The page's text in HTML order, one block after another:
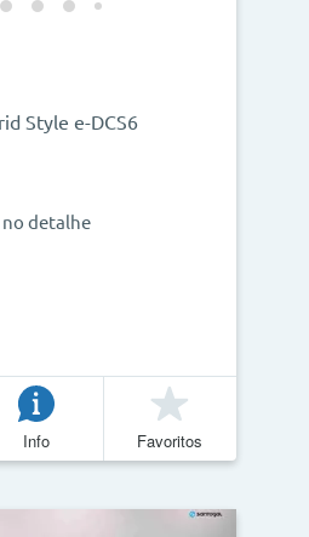
Style e-DCS6
no detalhe
Info Favoritos